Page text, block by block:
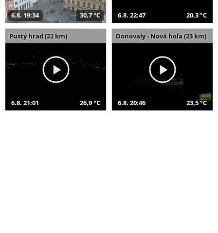
6.8. 19:34 30,7 °C 6.8. 22:47 20,3 °C
Pustý hrad (22 km)
6.8. 21:01 26,9 °C
Donovaly - Nová hoľa (23 km)
6.8. 20:46 23,5 °C